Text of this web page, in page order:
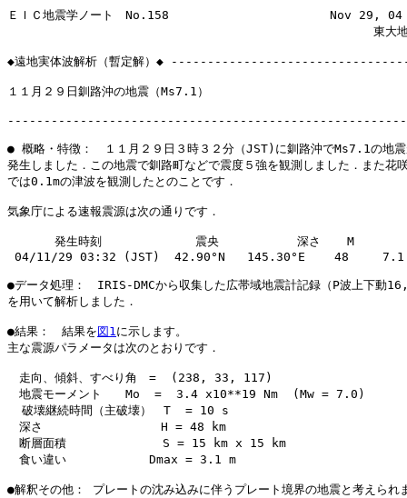
ＥＩＣ地震学ノート　No.158　　　　　　　　　　　　　 Nov 29, 04
東大地震研究
◆遠地実体波解析（暫定解）◆
１１月２９日釧路沖の地震（Ms7.1）
● 概略・特徴：　１１月２９日３時３２分（JST)に釧路沖でMs7.1の地
発生しました．この地震で釧路町などで震度５強を観測しました．また花
では0.1mの津波を観測したとのことです．
気象庁による速報震源は次の通りです．
発生時刻　　　        震央　　　　　 　深さ　  M
04/11/29 03:32 (JST)  42.90°N   145.30°E    48　   7.1
●データ処理：　IRIS-DMCから収集した広帯域地震計記録（P波上下動
を用いて解析しました．
●結果：　結果を 図1に示します。
主な震源パラメータは次のとおりです．
走向、傾斜、すべり角　=  (238, 33, 117)
地震モーメント　　Mo  =  3.4 x10**19 Nm  (Mw = 7.0)
  破壊継続時間（主破壊）　T  = 10 s
深さ　　　　　　　　　　H = 48 km
断層面積          　　S = 15 km x 15 km
食い違い　　　　　　　Dmax = 3.1 m
●解釈その他： プレートの沈み込みに伴うプレート境界の地震と考えられ